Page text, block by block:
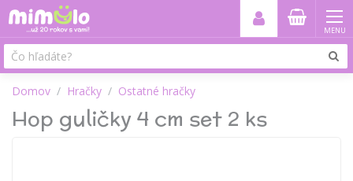
MENU
Domov Hračky Ostatné hračky
Hop guličky 4 cm set 2 ks